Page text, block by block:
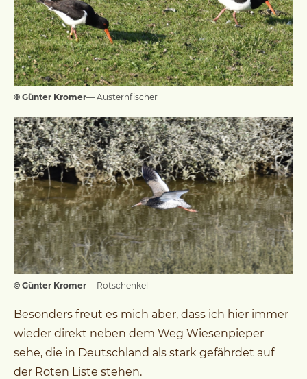
© Günter Kromer— Austernfischer
© Günter Kromer— Rotschenkel
Besonders freut es mich aber, dass ich hier immer
wieder direkt neben dem Weg Wiesenpieper
sehe, die in Deutschland als stark gefährdet auf
der Roten Liste stehen.